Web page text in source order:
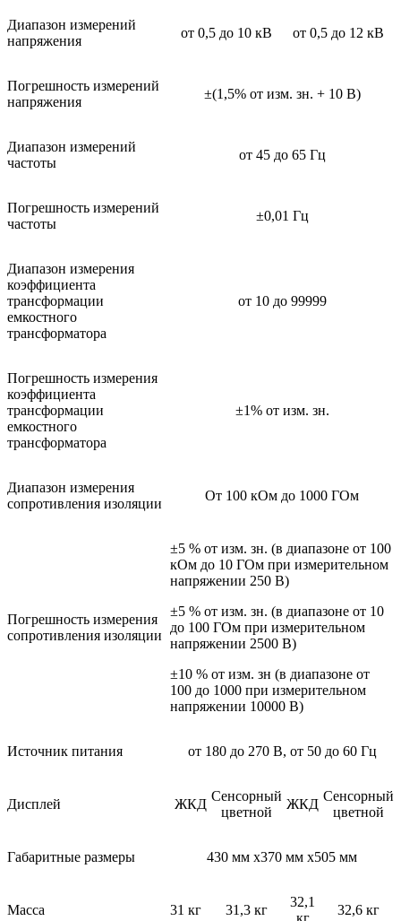
Диапазон измерений
напряжения
от 0,5 до 10 кВ от 0,5 до 12 кВ
Погрешность измерений
напряжения
±(1,5% от изм. зн. + 10 В)
Диапазон измерений
частоты
от 45 до 65 Гц
Погрешность измерений
частоты
±0,01 Гц
Диапазон измерения
коэффициента
трансформации
емкостного
трансформатора
от 10 до 99999
Погрешность измерения
коэффициента
трансформации
емкостного
трансформатора
±1% от изм. зн.
Диапазон измерения
сопротивления изоляции
От 100 кОм до 1000 ГОм
Погрешность измерения
сопротивления изоляции
±5 % от изм. зн. (в диапазоне от 100
кОм до 10 ГОм при измерительном
напряжении 250 В)
±5 % от изм. зн. (в диапазоне от 10
до 100 ГОм при измерительном
напряжении 2500 В)
±10 % от изм. зн (в диапазоне от
100 до 1000 при измерительном
напряжении 10000 В)
Источник питания от 180 до 270 В, от 50 до 60 Гц
Дисплей ЖКД
Сенсорный
цветной
ЖКД
Сенсорный
цветной
Габаритные размеры 430 мм х370 мм х505 мм
Масса 31 кг 31,3 кг
32,1
32,6 кг